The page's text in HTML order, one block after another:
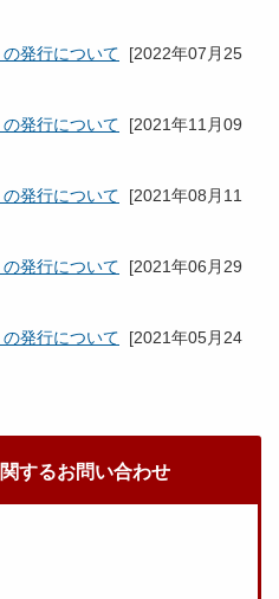
発行について [2022年07月25
発行について [2021年11月09
発行について [2021年08月11
発行について [2021年06月29
発行について [2021年05月24
するお問い合わせ